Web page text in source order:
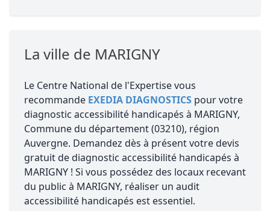
La ville de MARIGNY
Le Centre National de l'Expertise vous
recommande EXEDIA DIAGNOSTICS pour votre
diagnostic accessibilité handicapés à MARIGNY,
Commune du département (03210), région
Auvergne. Demandez dès à présent votre devis
gratuit de diagnostic accessibilité handicapés à
MARIGNY ! Si vous possédez des locaux recevant
du public à MARIGNY, réaliser un audit
accessibilité handicapés est essentiel.